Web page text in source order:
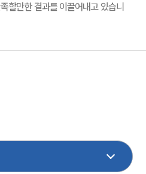
할만한 결과를 이끌어내고 있습니